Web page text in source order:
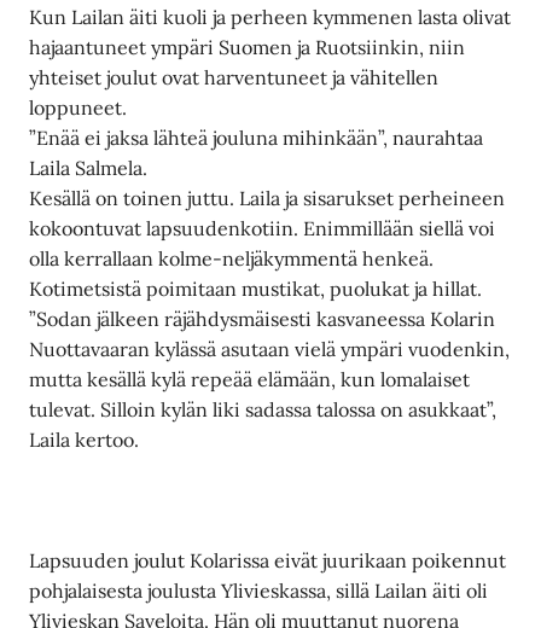
Kun Lailan äiti kuoli ja perheen kymmenen lasta olivat
hajaantuneet ympäri Suomen ja Ruotsiinkin, niin
yhteiset joulut ovat harventuneet ja vähitellen
loppuneet.
”Enää ei jaksa lähteä jouluna mihinkään”, naurahtaa
Laila Salmela.
Kesällä on toinen juttu. Laila ja sisarukset perheineen
kokoontuvat lapsuudenkotiin. Enimmillään siellä voi
olla kerrallaan kolme-neljäkymmentä henkeä.
Kotimetsistä poimitaan mustikat, puolukat ja hillat.
”Sodan jälkeen räjähdysmäisesti kasvaneessa Kolarin
Nuottavaaran kylässä asutaan vielä ympäri vuodenkin,
mutta kesällä kylä repeää elämään, kun lomalaiset
tulevat. Silloin kylän liki sadassa talossa on asukkaat”,
Laila kertoo.
Lapsuuden joulut Kolarissa eivät juurikaan poikennut
pohjalaisesta joulusta Ylivieskassa, sillä Lailan äiti oli
Ylivieskan Saveloita. Hän oli muuttanut nuorena